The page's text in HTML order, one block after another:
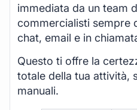
immediata da un team
commercialisti sempre
chat, email e in
Questo ti offre la
totale della tua attività,
manuali.